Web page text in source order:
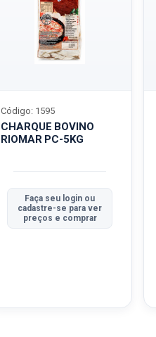
CHARQUE BOVINO
RIOMAR PC-5KG
Código: 1595
Faça seu login ou
cadastre-se para ver
preços e comprar